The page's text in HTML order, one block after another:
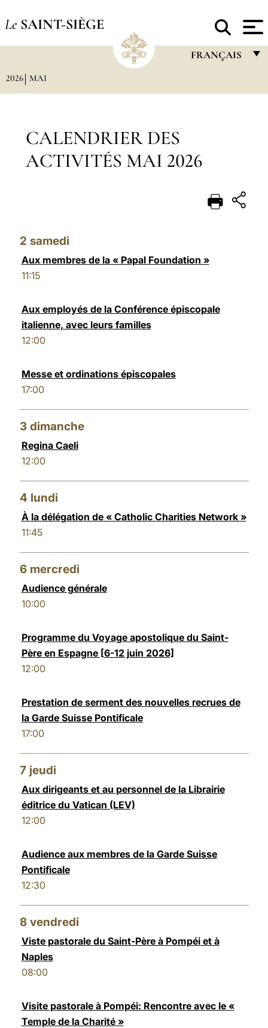
Le SAINT-SIÈGE
FRANÇAIS
DEUTSCH
中文
2026 MAI
CALENDRIER DES
ACTIVITÉS MAI 2026
2 samedi
Aux membres de la « Papal Foundation »
11:15
Aux employés de la Conférence épiscopale
italienne, avec leurs familles
12:00
Messe et ordinations épiscopales
17:00
3 dimanche
Regina Caeli
12:00
4 lundi
À la délégation de « Catholic Charities Network »
11:45
6 mercredi
Audience générale
10:00
Programme du Voyage apostolique du Saint-
Père en Espagne [6-12 juin 2026]
12:00
Prestation de serment des nouvelles recrues de
la Garde Suisse Pontificale
17:00
7 jeudi
Aux dirigeants et au personnel de la Librairie
éditrice du Vatican (LEV)
12:00
Audience aux membres de la Garde Suisse
Pontificale
12:30
8 vendredi
Viste pastorale du Saint-Père à Pompéi et à
Naples
08:00
Visite pastorale à Pompéi: Rencontre avec le «
Temple de la Charité »